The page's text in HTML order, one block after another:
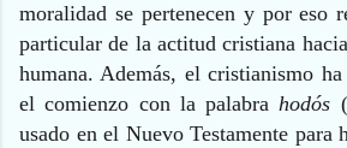
moralidad se pertenecen y por eso
particular de la actitud cristiana
humana. Además, el cristianismo
el comienzo con la palabrahodós
usado en el Nuevo Testamente para